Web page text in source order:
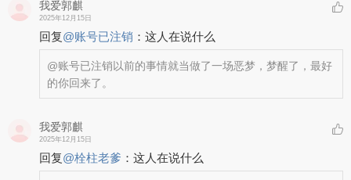
我爱郭麒
2025年12月15日
回复@账号已注销 ： 这人在说什么
@账号已注销 以前的事情就当做了一场恶梦，梦醒了，最好
的你回来了。
我爱郭麒
2025年12月15日
回复@栓柱老爹 ： 这人在说什么